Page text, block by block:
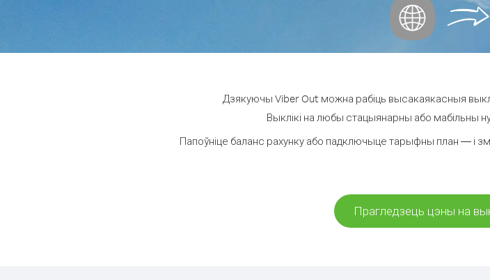
Дзякуючы Viber Out можна рабіць высакаякасныя
Выклікі на любы стацыянарны або мабільны
Папоўніце баланс рахунку або падключыце тарыфны план — і
Прагледзець цэны на